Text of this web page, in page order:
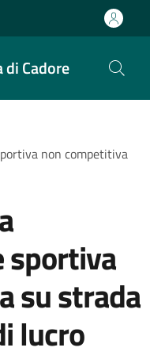
di Cadore
non competitiva
sportiva
su strada
lucro